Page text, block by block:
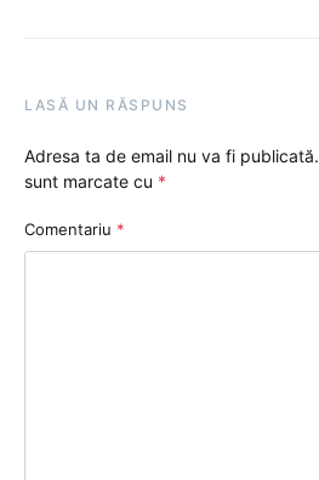
LASĂ UN RĂSPUNS
Adresa ta de email nu va fi publicată.
sunt marcate cu *
Comentariu *